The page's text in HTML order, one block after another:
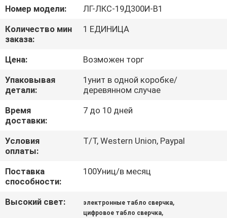
ПРОВЕРКА
КАЧЕСТВА
СВЯЖИТЕСЬ
МЫ
НОВОСТИ
СПРОСИТЕ
ЦИТАТУ
САЙТА
Номер модели:
ЛГ-ЛКС-19Д300И-В1
Количество мин
заказа:
1 ЕДИНИЦА
Цена:
Возможен торг
Упаковывая
детали:
1унит в одной коробке/
деревянном случае
Время
доставки:
7 до 10 дней
Условия
оплаты:
T/T, Western Union, Paypal
Поставка
способности:
100Униц/в месяц
Высокий свет: электронные табло сверчка,
цифровое табло сверчка,